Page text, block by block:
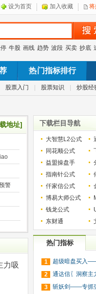
设为首页 加入收藏
牛股 画线 趋势 波段 买卖 抄底
热门指标排行
股票入门 股票知识 炒股经
地址]
警
力吸
下载栏目导航
大智慧L2公式
同花顺公式
益盟操盘手
指南针公式
仟家信公式
博易大师公式
钱龙公式
东财通
热门指标
1
超级暗盘买入
入
2
通达信〖洞察主
捕
3
斩妖剑——专抓